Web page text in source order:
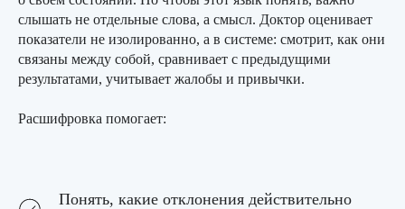
слышать не отдельные слова, а смысл. Доктор оценивает
показатели не изолированно, а в системе: смотрит, как они
связаны между собой, сравнивает с предыдущими
результатами, учитывает жалобы и привычки.
Расшифровка помогает:
Понять, какие отклонения действительно